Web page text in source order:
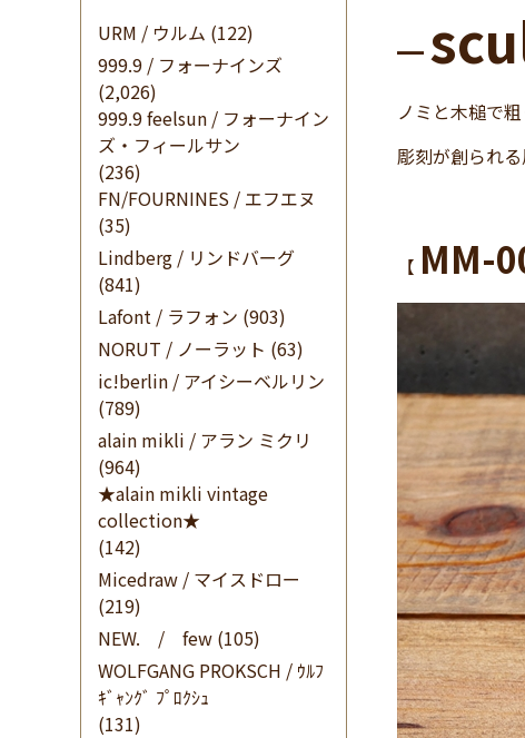
URM / ウルム (122)
999.9 / フォーナインズ
(2,026)
999.9 feelsun / フォーナイン
ズ・フィールサン
(236)
FN/FOURNINES / エフエヌ
(35)
Lindberg / リンドバーグ
(841)
Lafont / ラフォン (903)
NORUT / ノーラット (63)
ic!berlin / アイシーベルリン
(789)
alain mikli / アラン ミクリ
(964)
★alain mikli vintage
collection★
(142)
Micedraw / マイスドロー
(219)
NEW. / few (105)
WOLFGANG PROKSCH / ｳﾙﾌ
ｷﾞｬﾝｸﾞ ﾌﾟﾛｸｼｭ
(131)
━
ノミと木槌で
彫刻が創られ
【 MM-